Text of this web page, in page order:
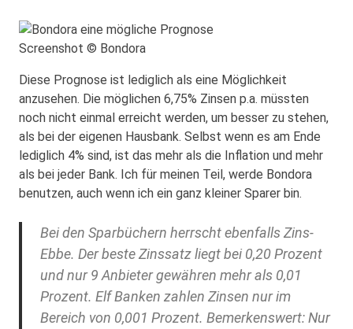
Screenshot © Bondora
Diese Prognose ist lediglich als eine Möglichkeit
anzusehen. Die möglichen 6,75% Zinsen p.a. müssten
noch nicht einmal erreicht werden, um besser zu stehen,
als bei der eigenen Hausbank. Selbst wenn es am Ende
lediglich 4% sind, ist das mehr als die Inflation und mehr
als bei jeder Bank. Ich für meinen Teil, werde Bondora
benutzen, auch wenn ich ein ganz kleiner Sparer bin.
Bei den Sparbüchern herrscht ebenfalls Zins-
Ebbe. Der beste Zinssatz liegt bei 0,20 Prozent
und nur 9 Anbieter gewähren mehr als 0,01
Prozent. Elf Banken zahlen Zinsen nur im
Bereich von 0,001 Prozent. Bemerkenswert: Nur